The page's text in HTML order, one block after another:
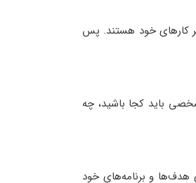
کارهای خود هستند. پس
باید کجا باشید، چه
هدف‌ها و برنامه‌های خود